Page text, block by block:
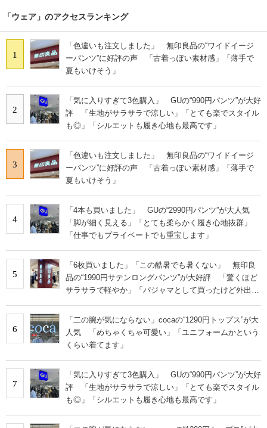
「ウェア」のアクセスランキング
1
「色違いも注文しました」 無印良品の“ワイドイージ
ーパンツ”に好評の声 「古着っぽい素材感」「薄手で
夏もいけそう」
2
「気に入りすぎて3色購入」 GUの“990円パンツ”が大好
評 「生地がサラサラで涼しい」「とても楽でスタイル
も◎」「シルエットも履き心地も最高です」
3
「色違いも注文しました」 無印良品の“ワイドイージ
ーパンツ”に好評の声 「古着っぽい素材感」「薄手で
夏もいけそう」
4
「4本も買いました」 GUの“2990円パンツ”が大人気
「脚が細く見える」「とても柔らかく履き心地抜群」
「仕事でもプライベートでも重宝します」
5
「6枚買いました」「この酷暑でも暑くない」 無印良
品の“1990円サテンロングパンツ”が大好評 「驚くほど
サラサラで軽やか」「パジャマとして買ったけど外出用
6
「二の腕が気にならない」cocaの“1290円トップス”が大
人気 「めちゃくちゃ可愛い」「ユニフォームかという
くらい着てます」
7
「気に入りすぎて3色購入」 GUの“990円パンツ”が大好
評 「生地がサラサラで涼しい」「とても楽でスタイル
も◎」「シルエットも履き心地も最高です」